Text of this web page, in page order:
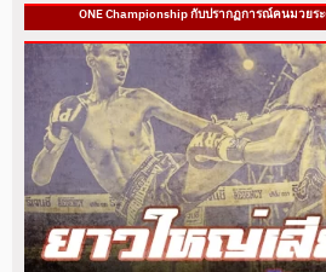
ONE Championship กับปรากฏการณ์คนมวย